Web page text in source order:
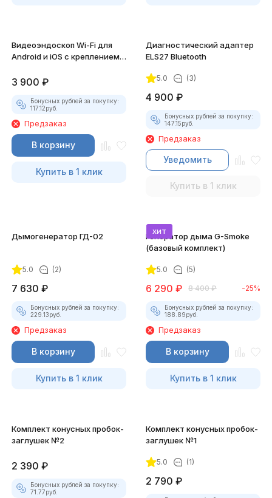
Видеоэндоскоп Wi-Fi для
Android и iOS с креплением
3 900 ₽
Бонусных рублей за покупку:
117.12руб.
Предзаказ
В корзину
Купить в 1 клик
Диагностический адаптер
ELS27 Bluetooth
5.0 (3)
4 900 ₽
Бонусных рублей за покупку:
147.15руб.
Предзаказ
Уведомить
Купить в 1 клик
Дымогенератор ГД-02
5.0 (2)
7 630 ₽
Бонусных рублей за покупку:
229.13руб.
Предзаказ
В корзину
Купить в 1 клик
хит
Генератор дыма G-Smoke
(базовый комплект)
5.0 (5)
6 290 ₽ 8 400 ₽ -25%
Бонусных рублей за покупку:
188.89руб.
Предзаказ
В корзину
Купить в 1 клик
Комплект конусных пробок-
заглушек №2
2 390 ₽
Бонусных рублей за покупку:
71.77руб.
Комплект конусных пробок-
заглушек №1
5.0 (1)
2 790 ₽